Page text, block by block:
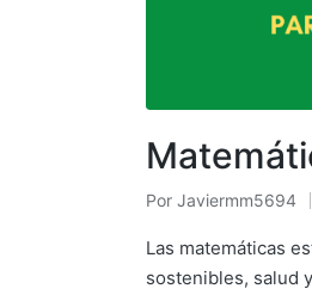
Por Javiermm5694
Las matemáticas
sostenibles, salud